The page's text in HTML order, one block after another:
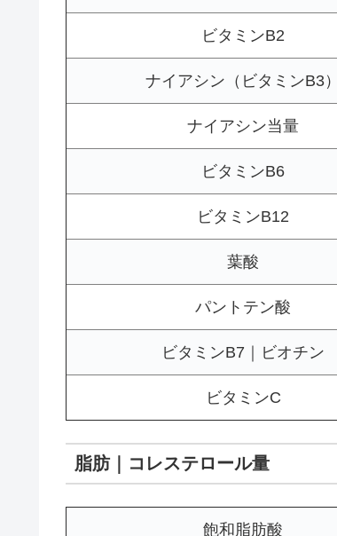
ビタミンB2
ナイアシン（ビタミンB3）
ナイアシン当量
ビタミンB6
ビタミンB12
葉酸
パントテン酸
ビタミンB7｜ビオチン
ビタミンC
脂肪｜コレステロール量
飽和脂肪酸